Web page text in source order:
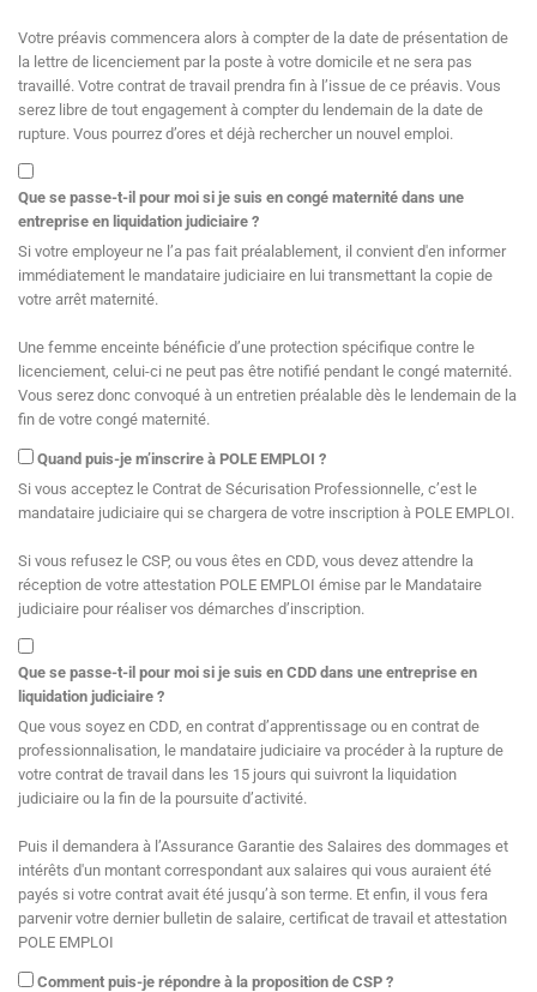
Votre préavis commencera alors à compter de la date de présentation de
la lettre de licenciement par la poste à votre domicile et ne sera pas
travaillé. Votre contrat de travail prendra fin à l’issue de ce préavis. Vous
serez libre de tout engagement à compter du lendemain de la date de
rupture. Vous pourrez d’ores et déjà rechercher un nouvel emploi.
Que se passe-t-il pour moi si je suis en congé maternité dans une
entreprise en liquidation judiciaire ?
Si votre employeur ne l’a pas fait préalablement, il convient d'en informer
immédiatement le mandataire judiciaire en lui transmettant la copie de
votre arrêt maternité.
Une femme enceinte bénéficie d’une protection spécifique contre le
licenciement, celui-ci ne peut pas être notifié pendant le congé maternité.
Vous serez donc convoqué à un entretien préalable dès le lendemain de la
fin de votre congé maternité.
Quand puis-je m’inscrire à POLE EMPLOI ?
Si vous acceptez le Contrat de Sécurisation Professionnelle, c’est le
mandataire judiciaire qui se chargera de votre inscription à POLE EMPLOI.
Si vous refusez le CSP, ou vous êtes en CDD, vous devez attendre la
réception de votre attestation POLE EMPLOI émise par le Mandataire
judiciaire pour réaliser vos démarches d’inscription.
Que se passe-t-il pour moi si je suis en CDD dans une entreprise en
liquidation judiciaire ?
Que vous soyez en CDD, en contrat d’apprentissage ou en contrat de
professionnalisation, le mandataire judiciaire va procéder à la rupture de
votre contrat de travail dans les 15 jours qui suivront la liquidation
judiciaire ou la fin de la poursuite d’activité.
Puis il demandera à l’Assurance Garantie des Salaires des dommages et
intérêts d'un montant correspondant aux salaires qui vous auraient été
payés si votre contrat avait été jusqu’à son terme. Et enfin, il vous fera
parvenir votre dernier bulletin de salaire, certificat de travail et attestation
POLE EMPLOI
Comment puis-je répondre à la proposition de CSP ?